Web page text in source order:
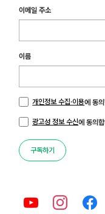
이메일 주소
이름
개인정보 수집·이용에 동
광고성 정보 수신에 동의
구독하기